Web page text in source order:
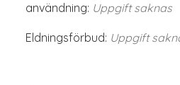
användning: Uppgift saknas
Eldningsförbud: Uppgift